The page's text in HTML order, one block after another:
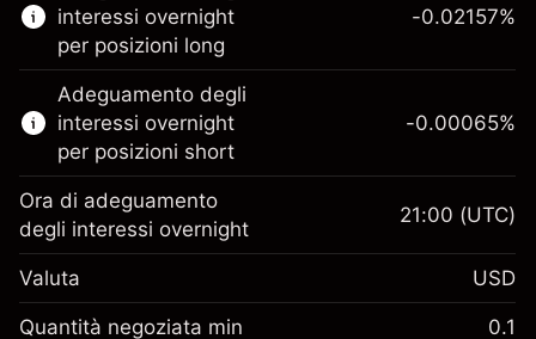
Scopri di più su:
CFD
Knock-out
interessi overnight
per posizioni long
Margine. Il tuo
$1,000.00
Adeguamento
-0.02157%
Adeguamento degli
interessi overnight
per posizioni short
-0.00065%
Ora di adeguamento
degli interessi overnight
21:00 (UTC)
Valuta USD
Quantità negoziata min 0.1